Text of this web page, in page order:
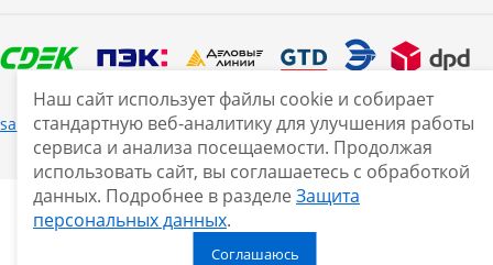
sale@smarine.shop 2026Нашли ошибку?
Наш сайт использует файлы cookie и собирает
стандартную веб-аналитику для улучшения работы
сервиса и анализа посещаемости. Продолжая
использовать сайт, вы соглашаетесь с обработкой
данных. Подробнее в разделе Защита
персональных данных.
Соглашаюсь